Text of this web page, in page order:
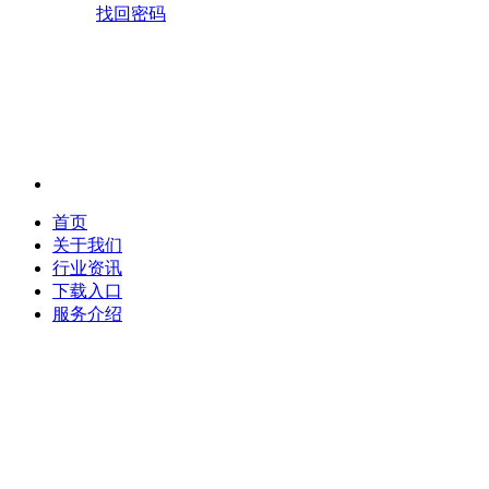
找回密码
首页
关于我们
行业资讯
下载入口
服务介绍